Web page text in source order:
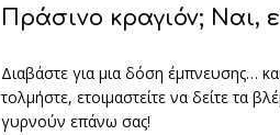
Πράσινο κραγιόν; Ναι,
Διαβάστε για μια δόση έμπνευσης…
τολμήστε, ετοιμαστείτε να δείτε τα
γυρνούν επάνω σας!